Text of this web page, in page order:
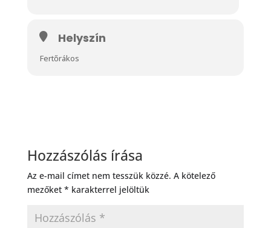
Helyszín
Fertőrákos
Hozzászólás írása
Az e-mail címet nem tesszük közzé. A kötelező
mezőket * karakterrel jelöltük